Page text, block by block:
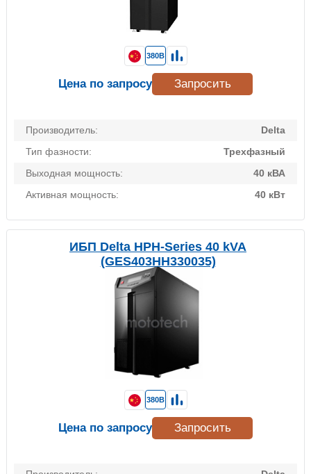
Производитель:
Delta
Тип фазности:
Трехфазный
Выходная мощность:
40 кВА
Активная мощность:
40 кВт
380В
Цена по запросу Запросить
ИБП Delta HPH-Series 40 kVA
(GES403HH330035)
380В
Цена по запросу Запросить